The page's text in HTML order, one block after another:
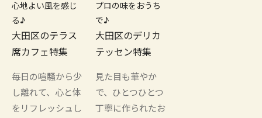
心地よい風を感じ
る♪
大田区のテラス
席カフェ特集
毎日の喧騒から少
し離れて、心と体
をリフレッシュし
プロの味をおうち
で♪
大田区のデリカ
テッセン特集
見た目も華やか
で、ひとつひとつ
丁寧に作られたお